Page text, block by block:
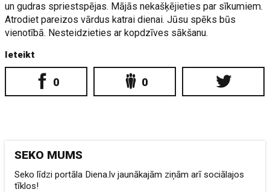
un gudras spriestspējas. Mājās nekašķējieties par sīkumiem.
Atrodiet pareizos vārdus katrai dienai. Jūsu spēks būs
vienotībā. Nesteidzieties ar kopdzīves sākšanu.
Ieteikt
0 0
SEKO MUMS
Seko līdzi portāla Diena.lv jaunākajām ziņām arī sociālajos
tīklos!